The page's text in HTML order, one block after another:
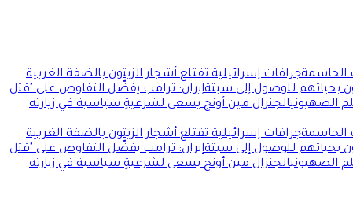
الحاسمةجرافات إسرائيلية تقتلع أشجار الزيتون بالضفة الغربية
بحياتهم للوصول إلى سبتةإيران: ترامب يفضّل التفاوض على "قتل
الصهيونيالجنرال مين أونج يسعى لشرعيةٍ سياسية في زيارته
الحاسمةجرافات إسرائيلية تقتلع أشجار الزيتون بالضفة الغربية
بحياتهم للوصول إلى سبتةإيران: ترامب يفضّل التفاوض على "قتل
الصهيونيالجنرال مين أونج يسعى لشرعيةٍ سياسية في زيارته